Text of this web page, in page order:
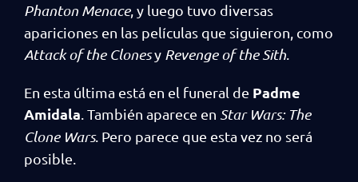
Phanton Menace, y luego tuvo diversas
apariciones en las películas que siguieron, como
Attack of the Clonesy Revenge of the Sith
En esta última está en el funeral de Padme
Amidala . También aparece en Star Wars: The
Clone Wars. Pero parece que esta vez no será
posible.